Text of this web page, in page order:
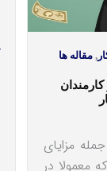
,مقاله ها
مزایای
معمولا در